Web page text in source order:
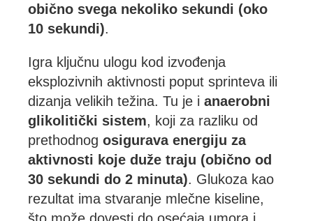
obično svega nekoliko sekundi (oko
10 sekundi).
Igra ključnu ulogu kod izvođenja
eksplozivnih aktivnosti poput sprinteva ili
dizanja velikih težina. Tu je i anaerobni
glikolitički sistem, koji za razliku od
prethodnog osigurava energiju za
aktivnosti koje duže traju (obično od
30 sekundi do 2 minuta). Glukoza kao
rezultat ima stvaranje mlečne kiseline,